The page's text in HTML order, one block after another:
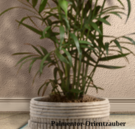
Palmentor-Orientzauber